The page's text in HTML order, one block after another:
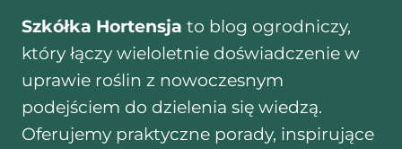
Szkółka Hortensja to blog ogrodniczy,
który łączy wieloletnie doświadczenie w
uprawie roślin z nowoczesnym
podejściem do dzielenia się wiedzą.
Oferujemy praktyczne porady, inspirujące